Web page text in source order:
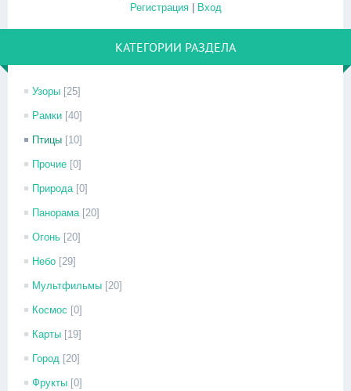
Регистрация| Вход
КАТЕГОРИИ РАЗДЕЛА
Узоры [25]
Рамки [40]
Птицы [10]
Прочие [0]
Природа [0]
Панорама [20]
Огонь [20]
Небо [29]
Мультфильмы [20]
Космос [0]
Карты [19]
Город [20]
Фрукты [0]